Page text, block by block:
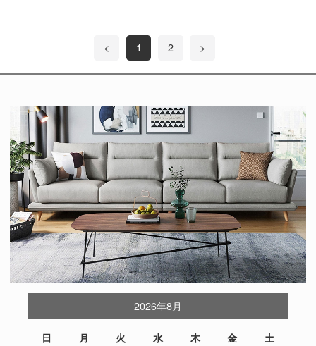
< 1 2 >
2026年8月
日 月 火 水 木 金 土